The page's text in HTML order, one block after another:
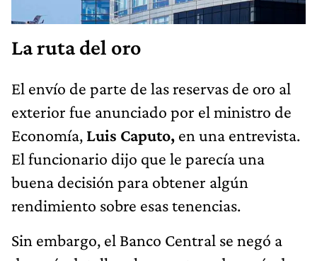
La ruta del oro
El envío de parte de las reservas de oro al
exterior fue anunciado por el ministro de
Economía, Luis Caputo, en una entrevista.
El funcionario dijo que le parecía una
buena decisión para obtener algún
rendimiento sobre esas tenencias.
Sin embargo, el Banco Central se negó a